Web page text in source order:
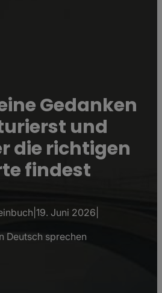
Gedanken
und
die richtigen
findest
19. Juni 2026
Deutsch sprechen